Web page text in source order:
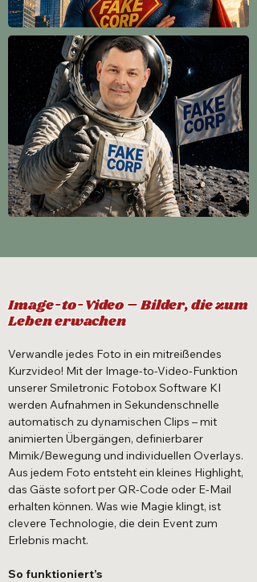
Image-to-Video – Bilder, die zum
Leben erwachen
Verwandle jedes Foto in ein mitreißendes
Kurzvideo! Mit der Image-to-Video-Funktion
unserer Smiletronic Fotobox Software KI
werden Aufnahmen in Sekundenschnelle
automatisch zu dynamischen Clips – mit
animierten Übergängen, definierbarer
Mimik/Bewegung und individuellen Overlays.
Aus jedem Foto entsteht ein kleines Highlight,
das Gäste sofort per QR-Code oder E-Mail
erhalten können. Was wie Magie klingt, ist
clevere Technologie, die dein Event zum
Erlebnis macht.
So funktioniert’s